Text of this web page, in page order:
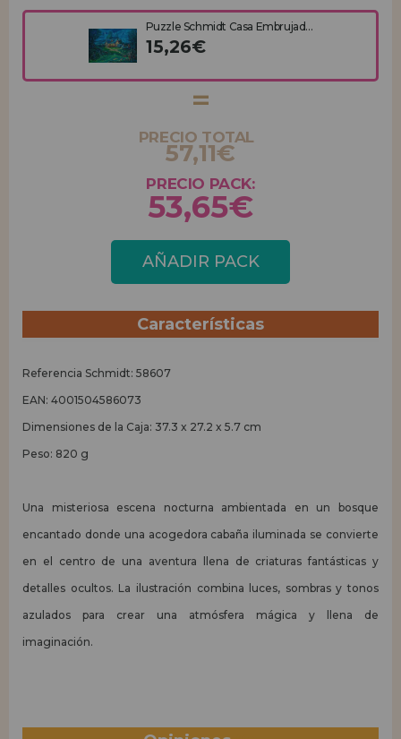
Puzzle Schmidt Casa Embrujad...
15,26€
PRECIO TOTAL
57,11€
PRECIO PACK:
53,65€
AÑADIR PACK
Características
Referencia Schmidt: 58607
EAN: 4001504586073
Dimensiones de la Caja: 37.3 x 27.2 x 5.7 cm
Peso: 820 g
Una misteriosa escena nocturna ambientada en un bosque
encantado donde una acogedora cabaña iluminada se convierte
en el centro de una aventura llena de criaturas fantásticas y
detalles ocultos. La ilustración combina luces, sombras y tonos
azulados para crear una atmósfera mágica y llena de
imaginación.